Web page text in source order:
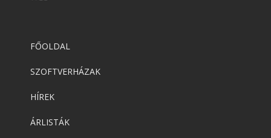
FŐOLDAL
SZOFTVERHÁZAK
HÍREK
ÁRLISTÁK